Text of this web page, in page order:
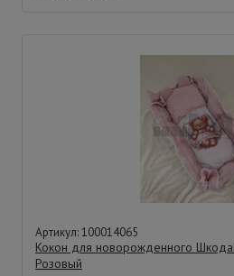
Артикул: 100014065
Кокон для новорожденного
Розовый